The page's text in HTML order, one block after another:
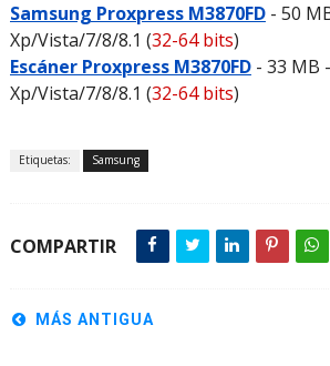
Samsung Proxpress M3870FD- 50
Xp/Vista/7/8/8.1 (32-64 bits)
Escáner Proxpress M3870FD- 33 MB
Xp/Vista/7/8/8.1 (32-64 bits)
Etiquetas: Samsung
COMPARTIR
MÁS ANTIGUA